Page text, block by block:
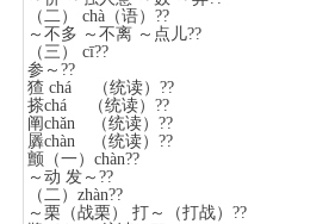
（二） chà（语）??
～不多 ～不离 ～点儿??
（三） cī??
参～??
猹 chá （统读）??
搽chá （统读）??
阐chǎn （统读）??
羼chàn （统读）??
颤（一）chàn??
～动 发～??
（二）zhàn??
～栗（战栗） 打～（打战）??